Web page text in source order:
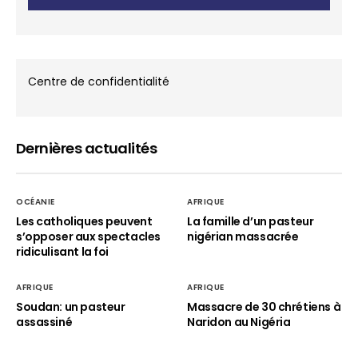
Centre de confidentialité
Dernières actualités
OCÉANIE
Les catholiques peuvent
s’opposer aux spectacles
ridiculisant la foi
AFRIQUE
La famille d’un pasteur
nigérian massacrée
AFRIQUE
Soudan: un pasteur
assassiné
AFRIQUE
Massacre de 30 chrétiens à
Naridon au Nigéria